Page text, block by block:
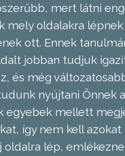
mert látni
mely oldalakra
ott. Ennek
jobban tudjuk
és még
nyújtani Önnek
egyebek mellett
így nem kell azokat
oldalra lép,